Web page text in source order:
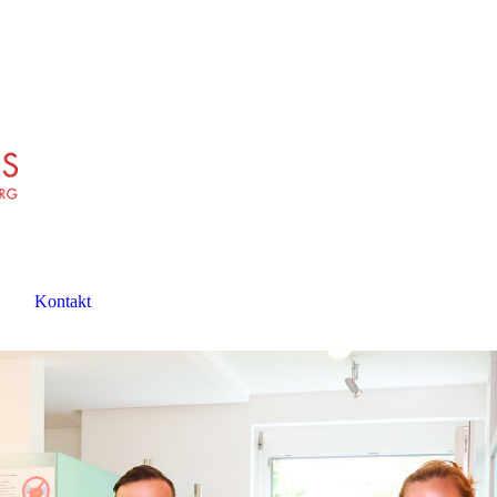
Kontakt